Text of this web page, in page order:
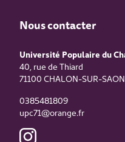
Nous contacter
Université Populaire du
40, rue de Thiard
71100 CHALON-SUR-
0385481809
upc71@orange.fr